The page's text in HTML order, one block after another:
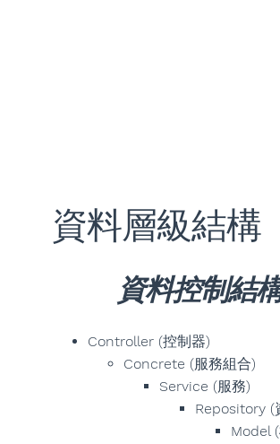
資料層級結構
資料控制結
Controller (控制器)
Concrete (服務組合)
Service (服務)
Repository (
Model